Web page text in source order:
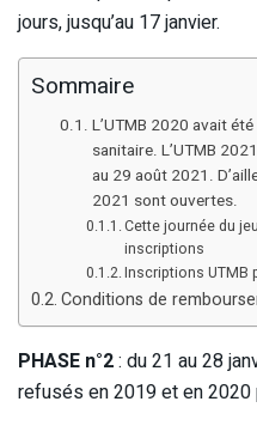
jours, jusqu’au 17 janvier.
Sommaire
L’UTMB 2020 avait
sanitaire. L’UTMB
au 29 août 2021.
2021 sont ouvertes.
Cette journée du
inscriptions
Inscriptions UTMB
Conditions de
PHASE n°2: du 21 au 28
refusés en 2019 et en 2020